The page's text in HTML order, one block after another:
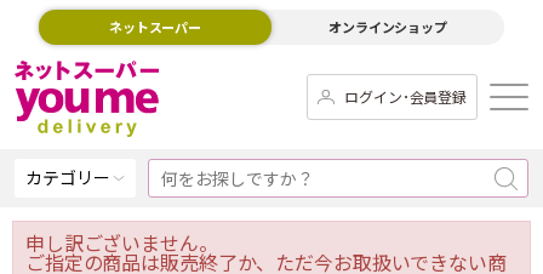
ネットスーパー オンラインショップ
ログイン･会員登録
カテゴリー
申し訳ございません。
ご指定の商品は販売終了か、ただ今お取扱いできない商